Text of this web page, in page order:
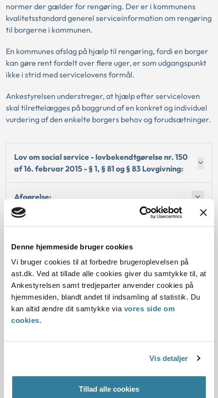
Denne hjemmeside bruger cookies
Vi bruger cookies til at forbedre brugeroplevelsen på
ast.dk. Ved at tillade alle cookies giver du samtykke til, at
Ankestyrelsen samt tredjeparter anvender cookies på
hjemmesiden, blandt andet til indsamling af statistik. Du
kan altid ændre dit samtykke via vores side om
cookies.
Vis detaljer
Tillad alle cookies
normer der gælder for rengøring. Der er i kommunens
kvalitetsstandard generel serviceinformation om rengøring
til borgerne i kommunen.
En kommunes afslag på hjælp til rengøring, fordi en borger
kan gøre rent fordelt over flere uger, er som udgangspunkt
ikke i strid med servicelovens formål.
Ankestyrelsen understreger, at hjælp efter serviceloven
skal tilrettelægges på baggrund af en konkret og individuel
vurdering af den enkelte borgers behov og forudsætninger.
Lov om social service - lovbekendtgørelse nr. 150
af 16. februar 2015 - § 1, § 81 og § 83 Lovgivning:
Afgørelse:
1. Baggrund for at behandle sagen principielt
2. Reglerne
4. Den konkrete afgørelse
Begrundelsen for afgørelsen